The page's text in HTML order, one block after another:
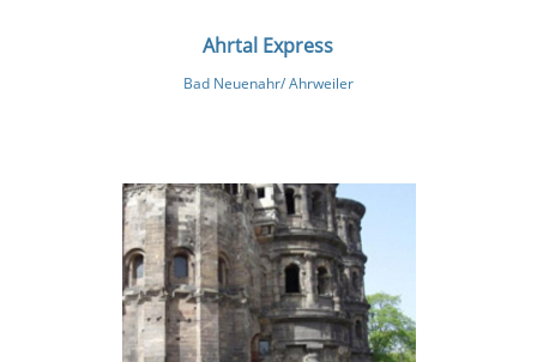
Ahrtal Express
Bad Neuenahr/ Ahrweiler